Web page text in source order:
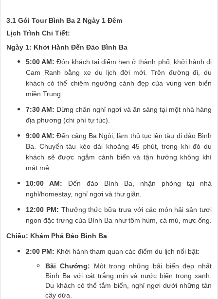
3.1 Gói Tour Bình Ba 2 Ngày 1 Đêm
Lịch Trình Chi Tiết:
Ngày 1: Khởi Hành Đến Đảo Bình Ba
5:00 AM: Đón khách tại điểm hẹn ở thành phố, khởi hành đi
Cam Ranh bằng xe du lịch đời mới. Trên đường đi, du
khách có thể chiêm ngưỡng cảnh đẹp của vùng ven biển
miền Trung.
7:30 AM: Dừng chân nghỉ ngơi và ăn sáng tại một nhà hàng
địa phương (chi phí tự túc).
9:00 AM: Đến cảng Ba Ngòi, làm thủ tục lên tàu đi đảo Bình
Ba. Chuyến tàu kéo dài khoảng 45 phút, trong khi đó du
khách sẽ được ngắm cảnh biển và tận hưởng không khí
mát mẻ.
10:00 AM: Đến đảo Bình Ba, nhận phòng tại nhà
nghỉ/homestay, nghỉ ngơi và thư giãn.
12:00 PM: Thưởng thức bữa trưa với các món hải sản tươi
ngon đặc trưng của Bình Ba như tôm hùm, cá mú, mực ống.
Chiều: Khám Phá Đảo Bình Ba
2:00 PM: Khởi hành tham quan các điểm du lịch nổi bật:
Bãi Chướng: Một trong những bãi biển đẹp nhất
Bình Ba với cát trắng mịn và nước biển trong xanh.
Du khách có thể tắm biển, nghỉ ngơi dưới những tán
cây dừa.